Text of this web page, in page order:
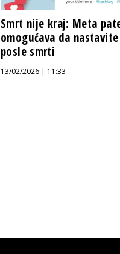
Smrt nije kraj: Meta
omogućava da
posle smrti
13/02/2026 | 11:33